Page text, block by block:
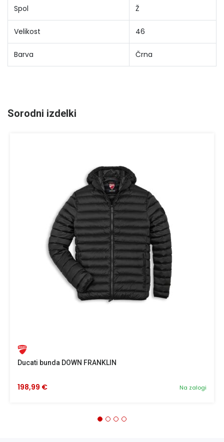
Spol Ž
Velikost 46
Barva Črna
Sorodni izdelki
Ducati bunda DOWN FRANKLIN
Na zalogi
198,99 €